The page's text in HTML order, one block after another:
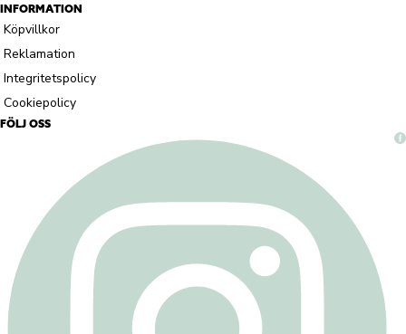
INFORMATION
Köpvillkor
Reklamation
Integritetspolicy
Cookiepolicy
FÖLJ OSS